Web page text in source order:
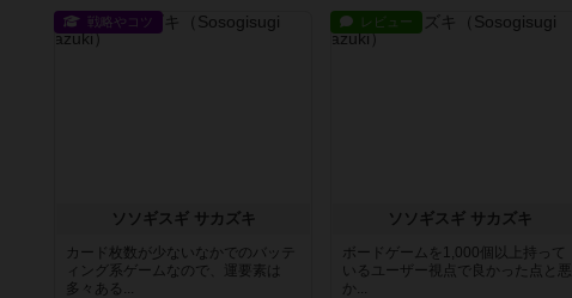
戦略やコツ
ソソギスギ サカズキ
カード枚数が少ないなかでのバッテ
ィング系ゲームなので、運要素は
多々ある...
レビュー
ソソギスギ サカズキ
ボードゲームを1,000個以上持って
いるユーザー視点で良かった点と悪
か...